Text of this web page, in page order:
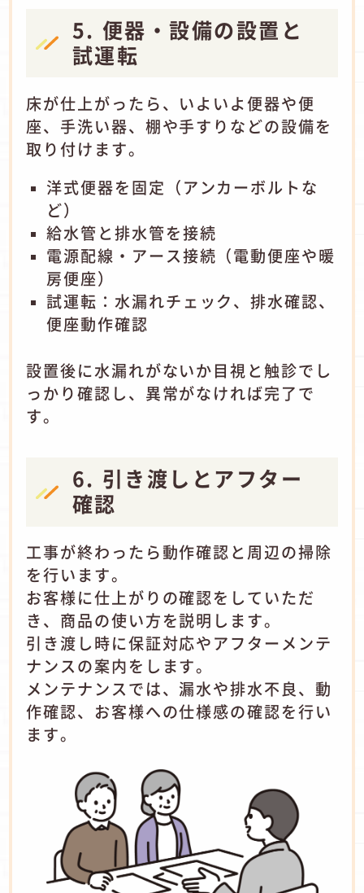
5. 便器・設備の設置と
試運転
床が仕上がったら、いよいよ便器や便
座、手洗い器、棚や手すりなどの設備を
取り付けます。
洋式便器を固定（アンカーボルトな
ど）
給水管と排水管を接続
電源配線・アース接続（電動便座や暖
房便座）
試運転：水漏れチェック、排水確認、
便座動作確認
設置後に水漏れがないか目視と触診でし
っかり確認し、異常がなければ完了で
す。
6. 引き渡しとアフター
確認
工事が終わったら動作確認と周辺の掃除
を行います。
お客様に仕上がりの確認をしていただ
き、商品の使い方を説明します。
引き渡し時に保証対応やアフターメンテ
ナンスの案内をします。
メンテナンスでは、漏水や排水不良、動
作確認、お客様への仕様感の確認を行い
ます。